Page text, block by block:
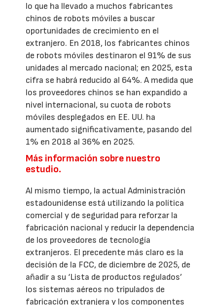
lo que ha llevado a muchos fabricantes
chinos de robots móviles a buscar
oportunidades de crecimiento en el
extranjero. En 2018, los fabricantes chinos
de robots móviles destinaron el 91% de sus
unidades al mercado nacional; en 2025, esta
cifra se habrá reducido al 64%. A medida que
los proveedores chinos se han expandido a
nivel internacional, su cuota de robots
móviles desplegados en EE. UU. ha
aumentado significativamente, pasando del
1% en 2018 al 36% en 2025.
Más información sobre nuestro
estudio.
Al mismo tiempo, la actual Administración
estadounidense está utilizando la política
comercial y de seguridad para reforzar la
fabricación nacional y reducir la dependencia
de los proveedores de tecnología
extranjeros. El precedente más claro es la
decisión de la FCC, de diciembre de 2025, de
añadir a su ‘Lista de productos regulados’
los sistemas aéreos no tripulados de
fabricación extranjera y los componentes